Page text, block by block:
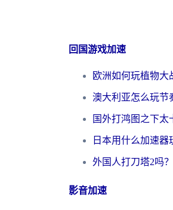
回国游戏加速
影音加速